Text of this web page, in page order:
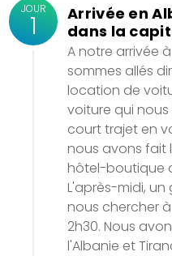
JOUR
1
Arrivée en
dans la
A notre arrivée
sommes allés
location de
voiture qui nous
court trajet en
nous avons fait
hôtel-boutique
L'après-midi,
nous chercher
2h30. Nous
l'Albanie et